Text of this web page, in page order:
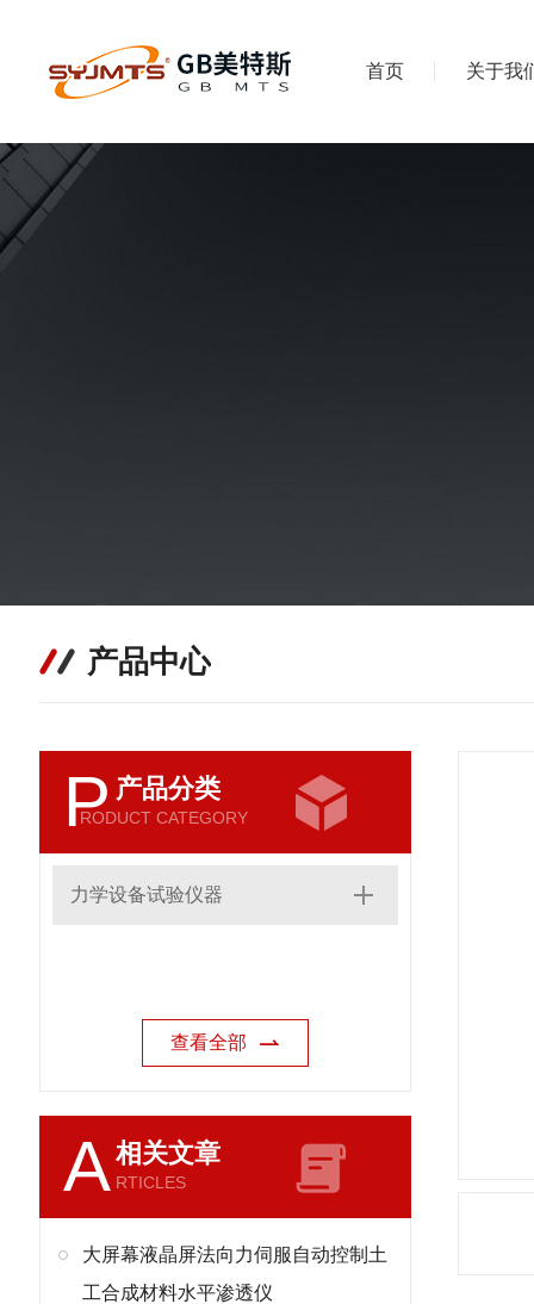
首页 关于我
产品中心
P 产品分类
RODUCT CATEGORY
力学设备试验仪器
查看全部
A相关文章
RTICLES
大屏幕液晶屏法向力伺服自动控制土
工合成材料水平渗透仪